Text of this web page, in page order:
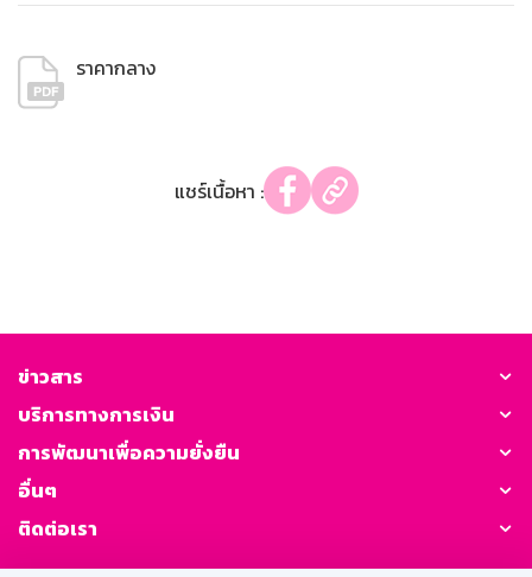
ราคากลาง
แชร์เนื้อหา :
ข่าวสาร
บริการทางการเงิน
การพัฒนาเพื่อความยั่งยืน
อื่นๆ
ติดต่อเรา